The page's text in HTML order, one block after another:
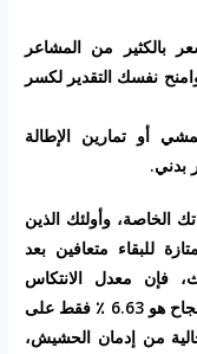
بالكثير من المشاعر
نفسك التقدير لكسر
أو تمارين الإطالة
بدني.
الخاصة، وأولئك الذين
للبقاء متعافين بعد
فإن معدل الانتكاس
لاضطراب تعاطي الحشيش بعد إكمال العلاج بنجاح هو 6.63 ٪ فقط على
من إدمان الحشيش،